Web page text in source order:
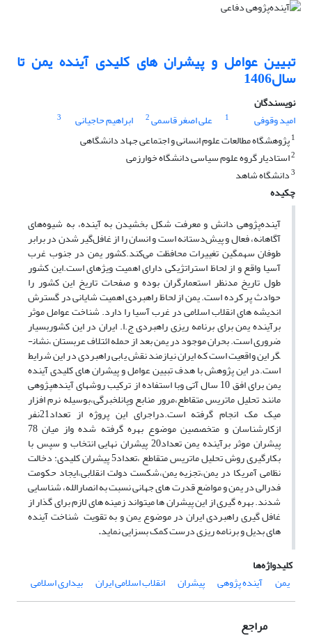
تبیین عوامل و پیشران های کلیدی آینده یمن تا
سال1406
نویسندگان
امید وقوفی
1 علی اصغر قاسمی2 ابراهیم حاجیانی
3
1پژوهشگاه مطالعات علوم انسانی و اجتماعی جهاد دانشگاهی
2استادیار گروه علوم سیاسی دانشگاه خوارزمی
3دانشگاه شاهد
چکیده
آینده‌پژوهی دانش و معرفت شکل بخشیدن به آینده، به شیوه‌های
آگاهانه، فعال و پیش‌دستانه است و انسان را از غافل‌گیر شدن در برابر
طوفان سهمگین تغییرات محافظت می‌­کند.کشور یمن در جنوب غرب
آسیا واقع و از لحاظ استراتژیکی دارای اهمیت ویژه­ای است.این کشور
طول تاریخ مدنظر استعمارگران بوده و صفحات تاریخ این کشور را
حوادث پر کرده است. یمن از لحاظ راهبردی اهمیت شایانی در گسترش
اندیشه های انقلاب اسلامی در غرب آسیا را دارد. شناخت عوامل موثر
برآینده یمن برای برنامه ریزی راهبردی ج.ا. ایران در این کشوربسیار
ضروری است. بحران موجود در یمن بعد از حمله ائتلاف عربستان ،نشان­
گر این واقعیت است که ایران نیازمند نقش یابی راهبردی در این شرایط
است.در این پژوهش با هدف تبیین عوامل و پیشران های کلیدی آینده
یمن برای افق 10 سال آتی وبا استفاده از ترکیب روش­های آینده­پژوهی
مانند تحلیل ماتریس متقاطع،مرور منابع وپانل­خبرگی،بوسیله نرم افزار
میک مک انجام گرفته است.دراجرای این پروژه از تعداد21نفر
ازکارشناسان و متخصصین موضوع بهره گرفته شده واز میان 78
پیشران موثر برآینده یمن تعداد20 پیشران نهایی انتخاب و سپس با
بکارگیری روش تحلیل ماتریس متقاطع ،تعداد5 پیشران کلیدی: دخالت
نظامی آمریکا در یمن،تجزیه یمن،شکست دولت انقلابی،ایجاد حکومت
فدرالی در یمن و مواضع قدرت های جهانی نسبت به انصارالله، شناسایی
شدند. بهره گیری از این پیشران ها می­تواند زمینه های لازم برای گذار از
غافل گیری راهبردی ایران در موضوع یمن و به تقویت شناخت آینده
های بدیل و برنامه ریزی درست کمک بسزایی نماید.
کلیدواژه‌ها
یمن
آینده پژوهی پیشران انقلاب اسلامی ایران بیداری اسلامی
مراجع